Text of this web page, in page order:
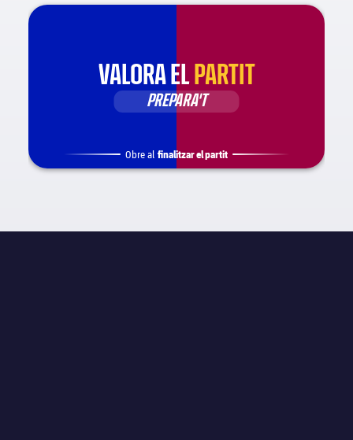
VALORA EL PARTIT
PREPARA'T
Obre al finalitzar el partit